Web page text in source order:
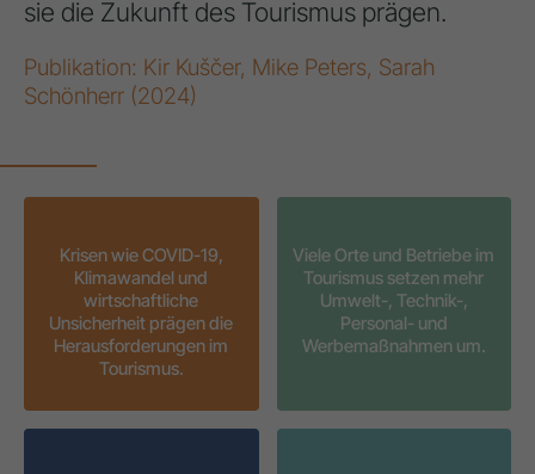
sie die Zukunft des Tourismus prägen.
Publikation: Kir Kuščer, Mike Peters, Sarah
Schönherr (2024)
Krisen wie COVID-19,
Klimawandel und
wirtschaftliche
Unsicherheit prägen die
Herausforderungen im
Tourismus.
Viele Orte und Betriebe im
Tourismus setzen mehr
Umwelt-, Technik-,
Personal- und
Werbemaßnahmen um.